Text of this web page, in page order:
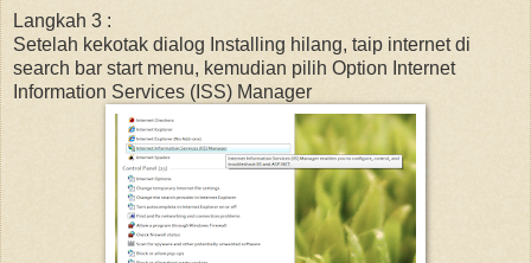
Langkah 3 :
Setelah kekotak dialog Installing hilang, taip internet di
search bar start menu, kemudian pilih Option Internet
Information Services (ISS) Manager